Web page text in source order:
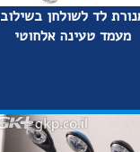
לד לשולחן בשילוב
מעמד טעינה אלחוטי